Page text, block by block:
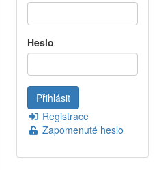
Heslo
Registrace
Zapomenuté heslo